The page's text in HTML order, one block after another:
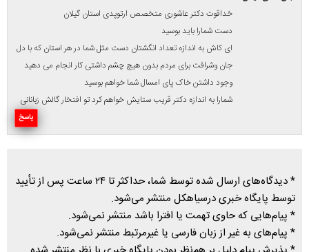
خداقوت دکتر عاشوری متخصص ارتوپدی استان گیلان
دست شمارا باید بوسید
ای کاش به اندازه تعداد انگشتان دست مثل شما در هر استان که با دل
جان وشرافت برای مردم بدون هیچ چشم داشتی کار انجام می دهید
وجود داشتن خاک پای امسال شما خواهم بوسید
شمارا به اندازه دکتر قریب ستایش خواهم کرد تو افتخار گالش زبانانی
پاسخ
* دیدگاه‌های ارسال شده توسط شما، حداکثر تا ۲۴ ساعت پس از تأیید
توسط پایگاه خبری درسیاهکل منتشر می‌شود.
* پیام‌هایی که حاوی تهمت یا افترا باشد منتشر نمی‌شود.
* پیام‌های به غیر از زبان فارسی یا غیرمرتبط منتشر نمی‌شود.